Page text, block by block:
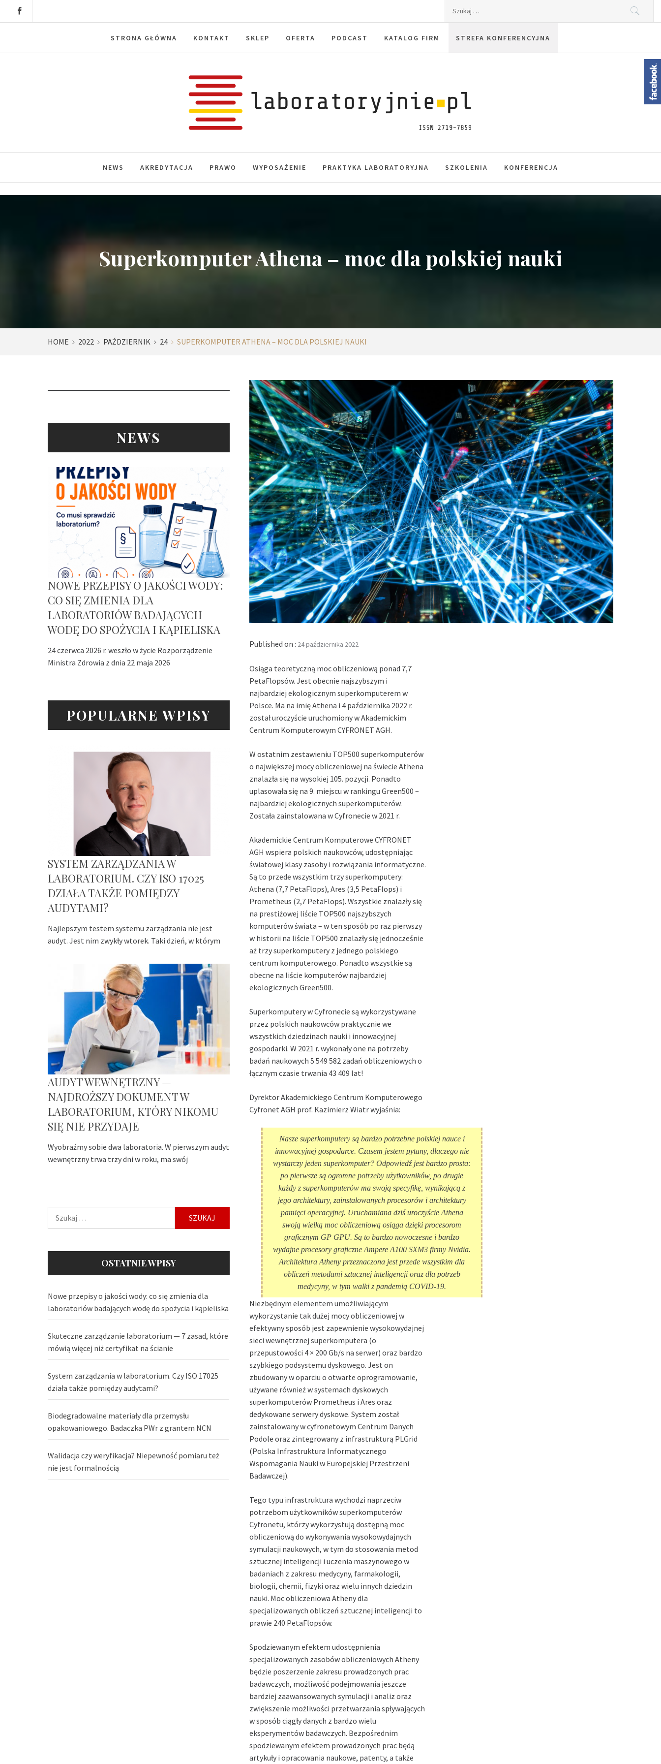
STRONA GŁÓWNA KONTAKT SKLEP OFERTA PODCAST KATALOG FIRM STREFA KONFERENCYJNA
Laboratoryjnie.pl
NEWS AKREDYTACJA PRAWO WYPOSAŻENIE PRAKTYKA LABORATORYJNA SZKOLENIA KONFERENCJA
Superkomputer Athena – moc dla polskiej nauki
HOME 2022 PAŹDZIERNIK 24 SUPERKOMPUTER ATHENA – MOC DLA POLSKIEJ NAUKI
Published on : 24 października 2022
Osiąga teoretyczną moc obliczeniową ponad 7,7
PetaFlopsów. Jest obecnie najszybszym i
najbardziej ekologicznym superkomputerem w
Polsce. Ma na imię Athena i 4 października 2022 r.
został uroczyście uruchomiony w Akademickim
Centrum Komputerowym CYFRONET AGH.
W ostatnim zestawieniu TOP500 superkomputerów
o największej mocy obliczeniowej na świecie Athena
znalazła się na wysokiej 105. pozycji. Ponadto
uplasowała się na 9. miejscu w rankingu Green500 –
najbardziej ekologicznych superkomputerów.
Została zainstalowana w Cyfronecie w 2021 r.
Akademickie Centrum Komputerowe CYFRONET
AGH wspiera polskich naukowców, udostępniając
światowej klasy zasoby i rozwiązania informatyczne.
Są to przede wszystkim trzy superkomputery:
Athena (7,7 PetaFlops), Ares (3,5 PetaFlops) i
Prometheus (2,7 PetaFlops). Wszystkie znalazły się
na prestiżowej liście TOP500 najszybszych
komputerów świata – w ten sposób po raz pierwszy
w historii na liście TOP500 znalazły się jednocześnie
aż trzy superkomputery z jednego polskiego
centrum komputerowego. Ponadto wszystkie są
obecne na liście komputerów najbardziej
ekologicznych Green500.
Superkomputery w Cyfronecie są wykorzystywane
przez polskich naukowców praktycznie we
wszystkich dziedzinach nauki i innowacyjnej
gospodarki. W 2021 r. wykonały one na potrzeby
badań naukowych 5 549 582 zadań obliczeniowych o
łącznym czasie trwania 43 409 lat!
Dyrektor Akademickiego Centrum Komputerowego
Cyfronet AGH prof. Kazimierz Wiatr wyjaśnia:
Nasze superkomputery są bardzo potrzebne polskiej nauce i
innowacyjnej gospodarce. Czasem jestem pytany, dlaczego nie
wystarczy jeden superkomputer? Odpowiedź jest bardzo prosta:
po pierwsze są ogromne potrzeby użytkowników, po drugie
każdy z superkomputerów ma swoją specyfikę, wynikającą z
jego architektury, zainstalowanych procesorów i architektury
pamięci operacyjnej. Uruchamiana dziś uroczyście Athena
swoją wielką moc obliczeniową osiąga dzięki procesorom
graficznym GP GPU. Są to bardzo nowoczesne i bardzo
wydajne procesory graficzne Ampere A100 SXM3 firmy Nvidia.
Architektura Atheny przeznaczona jest przede wszystkim dla
obliczeń metodami sztucznej inteligencji oraz dla potrzeb
medycyny, w tym walki z pandemią COVID-19.
Niezbędnym elementem umożliwiającym
wykorzystanie tak dużej mocy obliczeniowej w
efektywny sposób jest zapewnienie wysokowydajnej
sieci wewnętrznej superkomputera (o
przepustowości 4 × 200 Gb/s na serwer) oraz bardzo
szybkiego podsystemu dyskowego. Jest on
zbudowany w oparciu o otwarte oprogramowanie,
używane również w systemach dyskowych
superkomputerów Prometheus i Ares oraz
dedykowane serwery dyskowe. System został
zainstalowany w cyfronetowym Centrum Danych
Podole oraz zintegrowany z infrastrukturą PLGrid
(Polska Infrastruktura Informatycznego
Wspomagania Nauki w Europejskiej Przestrzeni
Badawczej).
Tego typu infrastruktura wychodzi naprzeciw
potrzebom użytkowników superkomputerów
Cyfronetu, którzy wykorzystują dostępną moc
obliczeniową do wykonywania wysokowydajnych
symulacji naukowych, w tym do stosowania metod
sztucznej inteligencji i uczenia maszynowego w
badaniach z zakresu medycyny, farmakologii,
biologii, chemii, fizyki oraz wielu innych dziedzin
nauki. Moc obliczeniowa Atheny dla
specjalizowanych obliczeń sztucznej inteligencji to
prawie 240 PetaFlopsów.
Spodziewanym efektem udostępnienia
specjalizowanych zasobów obliczeniowych Atheny
będzie poszerzenie zakresu prowadzonych prac
badawczych, możliwość podejmowania jeszcze
bardziej zaawansowanych symulacji i analiz oraz
zwiększenie możliwości przetwarzania spływających
w sposób ciągły danych z bardzo wielu
eksperymentów badawczych. Bezpośrednim
spodziewanym efektem prowadzonych prac będą
artykuły i opracowania naukowe, patenty, a także
NEWS
NOWE PRZEPISY O JAKOŚCI WODY:
CO SIĘ ZMIENIA DLA
LABORATORIÓW BADAJĄCYCH
WODĘ DO SPOŻYCIA I KĄPIELISKA
24 czerwca 2026 r. weszło w życie Rozporządzenie
Ministra Zdrowia z dnia 22 maja 2026
POPULARNE WPISY
SYSTEM ZARZĄDZANIA W
LABORATORIUM. CZY ISO 17025
DZIAŁA TAKŻE POMIĘDZY
AUDYTAMI?
Najlepszym testem systemu zarządzania nie jest
audyt. Jest nim zwykły wtorek. Taki dzień, w którym
AUDYT WEWNĘTRZNY —
NAJDROŻSZY DOKUMENT W
LABORATORIUM, KTÓRY NIKOMU
SIĘ NIE PRZYDAJE
Wyobraźmy sobie dwa laboratoria. W pierwszym audyt
wewnętrzny trwa trzy dni w roku, ma swój
OSTATNIE WPISY
Nowe przepisy o jakości wody: co się zmienia dla
laboratoriów badających wodę do spożycia i kąpieliska
Skuteczne zarządzanie laboratorium — 7 zasad, które
mówią więcej niż certyfikat na ścianie
System zarządzania w laboratorium. Czy ISO 17025
działa także pomiędzy audytami?
Biodegradowalne materiały dla przemysłu
opakowaniowego. Badaczka PWr z grantem NCN
Walidacja czy weryfikacja? Niepewność pomiaru też
nie jest formalnością